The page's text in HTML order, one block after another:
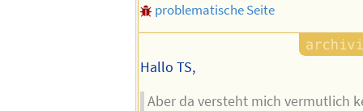
problematische Seite
Hallo TS,
Aber da versteht mich vermutlich